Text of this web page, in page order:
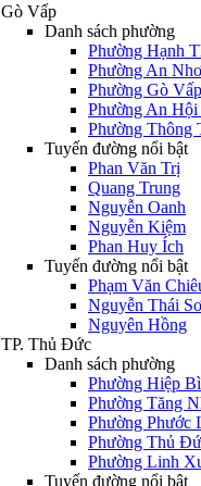
Gò Vấp
Danh sách phường
Phường Hạnh
Phường An
Phường Gò Vấp
Phường An Hội
Phường Thông
Tuyến đường nổi bật
Phan Văn Trị
Quang Trung
Nguyễn Oanh
Nguyễn Kiệm
Phan Huy Ích
Tuyến đường nổi bật
Phạm Văn
Nguyễn Thái
Nguyên Hồng
TP. Thủ Đức
Danh sách phường
Phường Hiệp
Phường Tăng
Phường Phước
Phường Thủ
Phường Linh
Tuyến đường nổi bật